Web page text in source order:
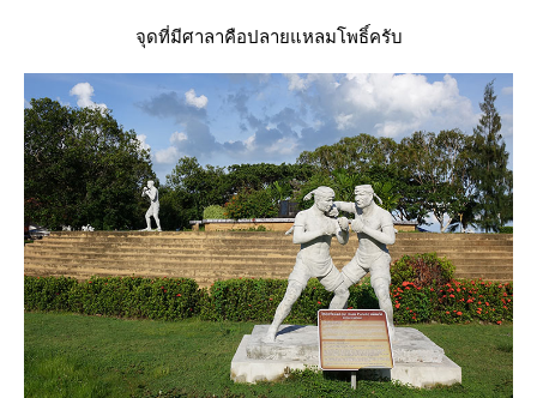
จุดที่มีศาลาคือปลายแหลมโพธิ์ครับ